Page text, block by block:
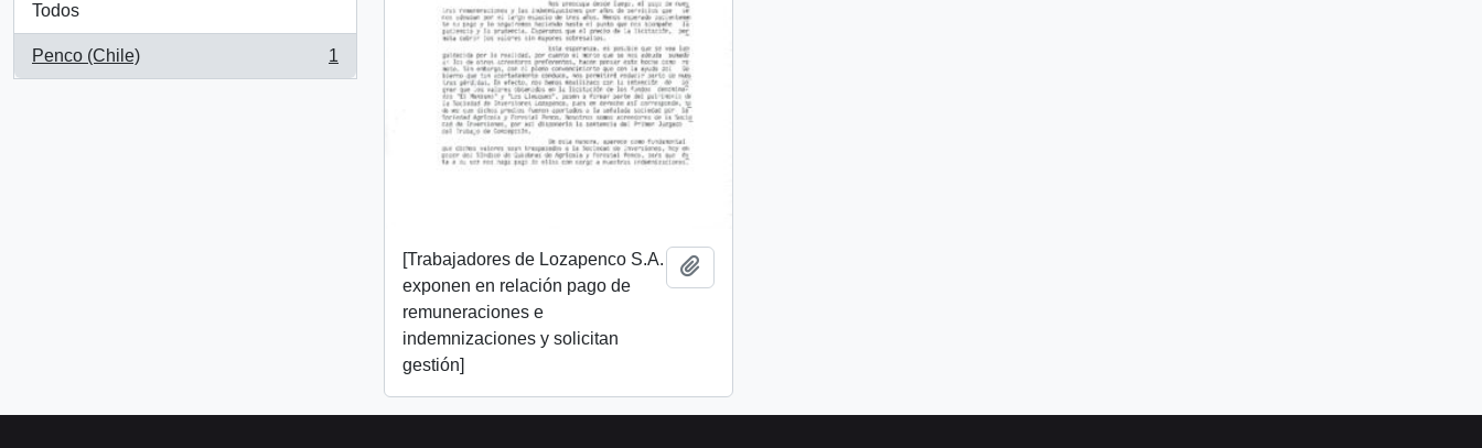
Todos
Penco (Chile)
, 1 resultados
1
[Trabajadores de Lozapenco S.A.
exponen en relación pago de
remuneraciones e
indemnizaciones y solicitan
gestión]